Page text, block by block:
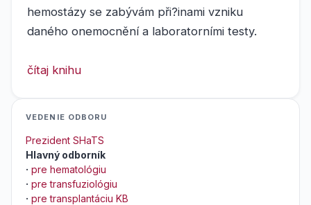
hemostázy se zabývám při?inami vzniku
daného onemocnění a laboratorními testy.
čítaj knihu
VEDENIE ODBORU
Prezident SHaTS
Hlavný odborník
· pre hematológiu
· pre transfuziológiu
· pre transplantáciu KB